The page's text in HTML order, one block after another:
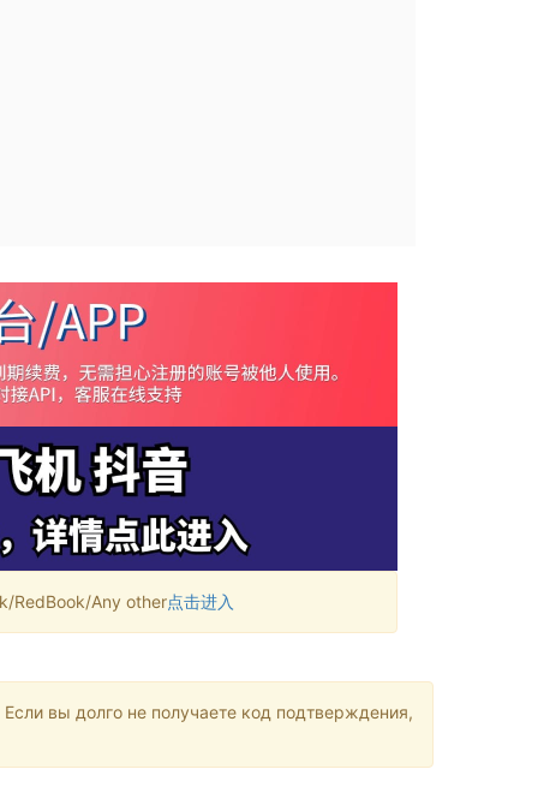
RedBook/Any other点击进入
вы долго не получаете код подтверждения,